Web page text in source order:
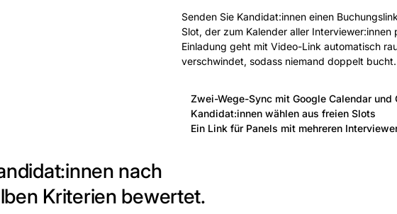
Senden Sie Kandidat:innen einen
Slot, der zum Kalender aller Interviewer:innen
Einladung geht mit Video-Link automatisch
verschwindet, sodass niemand doppelt bucht.
Zwei-Wege-Sync mit Google Calendar und
Kandidat:innen wählen aus freien Slots
Ein Link für Panels mit mehreren
nach
Kriterien bewertet.